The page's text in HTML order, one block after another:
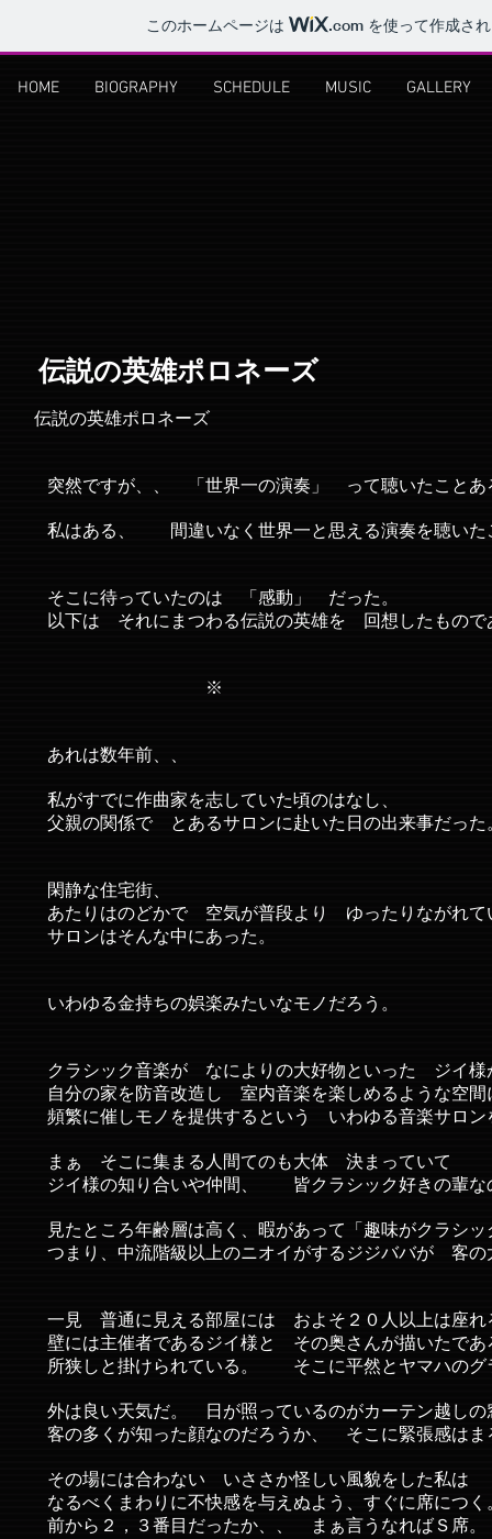
このホームページは .com を使って作成さ
HOME BIOGRAPHY SCHEDULE MUSIC GALLERY
​伝説の英雄ポロネーズ
伝説の英雄ポロネーズ
突然ですが、、 「世界一の演奏」 って聴いたことあ
私はある、 間違いなく世界一と思える演奏を聴いた
そこに待っていたのは 「感動」 だった。
以下は それにまつわる伝説の英雄を 回想したもので
※
あれは数年前、、
私がすでに作曲家を志していた頃のはなし、
父親の関係で とあるサロンに赴いた日の出来事だった
閑静な住宅街、
あたりはのどかで 空気が普段より ゆったりながれて
サロンはそんな中にあった。
いわゆる金持ちの娯楽みたいなモノだろう。
クラシック音楽が なによりの大好物といった ジイ様
自分の家を防音改造し 室内音楽を楽しめるような空間
頻繁に催しモノを提供するという いわゆる音楽サロン
まぁ そこに集まる人間てのも大体 決まっていて
ジイ様の知り合いや仲間、 皆クラシック好きの輩な
見たところ年齢層は高く、暇があって「趣味がクラシ
つまり、中流階級以上のニオイがするジジババが 客の
一見 普通に見える部屋には およそ２０人以上は座れ
壁には主催者であるジイ様と その奥さんが描いたであ
所狭しと掛けられている。 そこに平然とヤマハのグ
外は良い天気だ。 日が照っているのがカーテン越しの
客の多くが知った顔なのだろうか、 そこに緊張感はま
その場には合わない いささか怪しい風貌をした私は
なるべくまわりに不快感を与えぬよう、すぐに席につく
前から２，３番目だったか、、 まぁ言うなればＳ席。